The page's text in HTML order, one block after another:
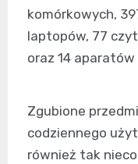
komórkowych,
laptopów, 77
oraz 14
Zgubione
codziennego
również tak